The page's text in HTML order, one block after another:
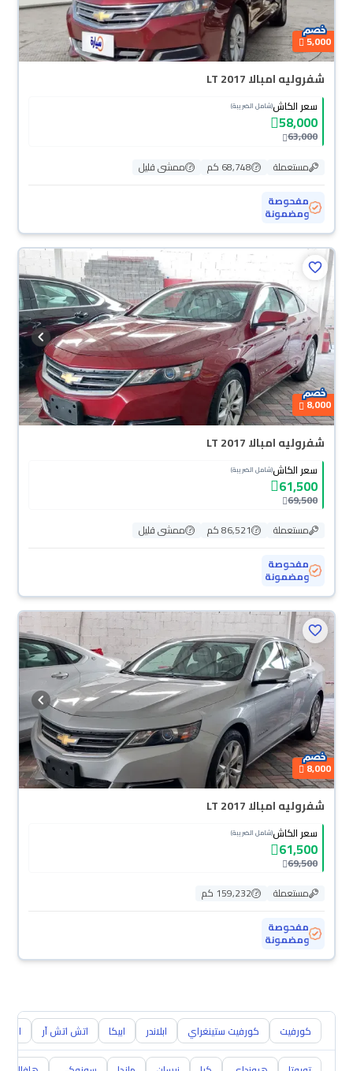
5,000
شفروليه امبالا LT 2017
سعر الكاش(شامل الضريبة)
58,000
63,000
مستعملة
68,748 كم
ممشى قليل
مفحوصة
ومضمونة
8,000
شفروليه امبالا LT 2017
سعر الكاش(شامل الضريبة)
61,500
69,500
مستعملة
86,521 كم
ممشى قليل
مفحوصة
ومضمونة
8,000
شفروليه امبالا LT 2017
سعر الكاش(شامل الضريبة)
61,500
69,500
مستعملة
159,232 كم
مفحوصة
ومضمونة
كورفيت كورفيت ستينغراي ابلاندر ابيكا اتش اتش آر اس 10